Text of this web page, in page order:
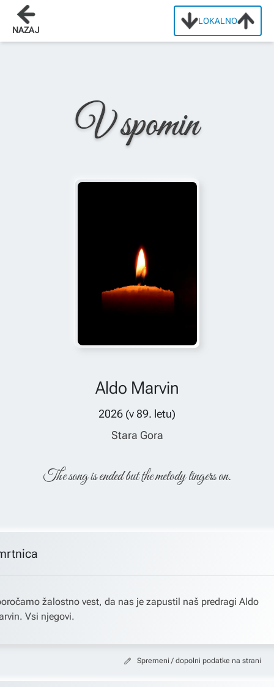
LOKALNO
NAZAJ
Domov
V spomin
Aldo Marvin
2026 (v 89. letu)
Stara Gora
The song is ended but the melody lingers on.
žalostno vest, da nas je zapustil naš predragi Aldo
Vsi njegovi.
Spremeni / dopolni podatke na strani